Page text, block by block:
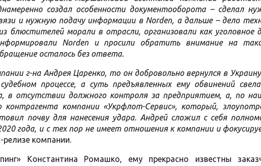
создал особенности документооборота – сделал
и нужную подачу информации в Norden, а дальше – дело
блюстителей морали в отрасли, организовали как уголовное
Norden и просили обратить внимание на
осталось без ответа.
г-на Андрея Царенко, то он добровольно вернулся в
процессе, а суть предъявленных ему обвинений
в отсутствии должного контроля за предприятием, а, по
компании «Укрфлот-Сервис», который,
почву для нанесения удара. Андрей сложил с себя
года, и с тех пор не имеет отношения к компании и
релизе компании.
Константина Ромашко, ему прекрасно известны